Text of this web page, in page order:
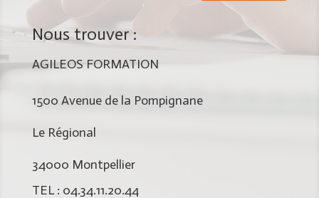
Nous trouver :
AGILEOS FORMATION
1500 Avenue de la Pompignane
Le Régional
34000 Montpellier
TEL : 04.34.11.20.44